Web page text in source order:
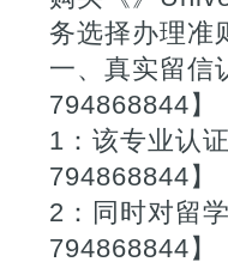
务选择办理
一、真实留信
794868844】
1：该专业认
794868844】
2：同时对留
794868844】